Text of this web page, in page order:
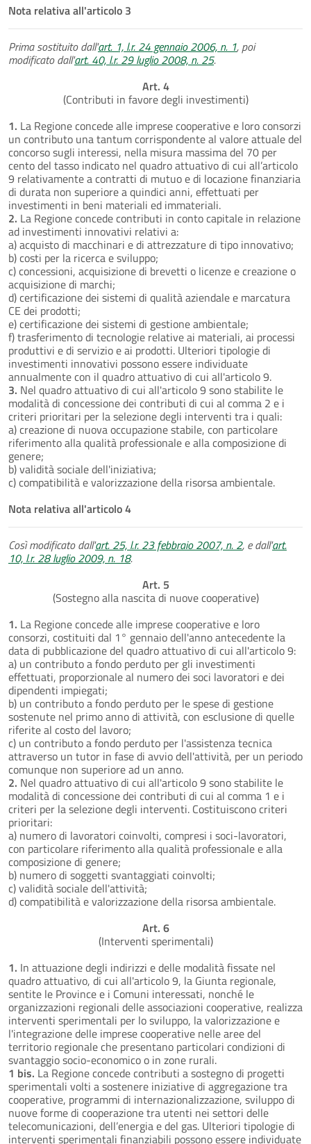
Nota relativa all'articolo 3
Prima sostituito dall'art. 1, l.r. 24 gennaio 2006, n. 1, poi
modificato dall'art. 40, l.r. 29 luglio 2008, n. 25.
Art. 4
(Contributi in favore degli investimenti)
1. La Regione concede alle imprese cooperative e loro consorzi
un contributo una tantum corrispondente al valore attuale del
concorso sugli interessi, nella misura massima del 70 per
cento del tasso indicato nel quadro attuativo di cui all’articolo
9 relativamente a contratti di mutuo e di locazione finanziaria
di durata non superiore a quindici anni, effettuati per
investimenti in beni materiali ed immateriali.
2. La Regione concede contributi in conto capitale in relazione
ad investimenti innovativi relativi a:
a) acquisto di macchinari e di attrezzature di tipo innovativo;
b) costi per la ricerca e sviluppo;
c) concessioni, acquisizione di brevetti o licenze e creazione o
acquisizione di marchi;
d) certificazione dei sistemi di qualità aziendale e marcatura
CE dei prodotti;
e) certificazione dei sistemi di gestione ambientale;
f) trasferimento di tecnologie relative ai materiali, ai processi
produttivi e di servizio e ai prodotti. Ulteriori tipologie di
investimenti innovativi possono essere individuate
annualmente con il quadro attuativo di cui all'articolo 9.
3. Nel quadro attuativo di cui all'articolo 9 sono stabilite le
modalità di concessione dei contributi di cui al comma 2 e i
criteri prioritari per la selezione degli interventi tra i quali:
a) creazione di nuova occupazione stabile, con particolare
riferimento alla qualità professionale e alla composizione di
genere;
b) validità sociale dell'iniziativa;
c) compatibilità e valorizzazione della risorsa ambientale.
Nota relativa all'articolo 4
Così modificato dall'art. 25, l.r. 23 febbraio 2007, n. 2, e dall'art.
10, l.r. 28 luglio 2009, n. 18.
Art. 5
(Sostegno alla nascita di nuove cooperative)
1. La Regione concede alle imprese cooperative e loro
consorzi, costituiti dal 1° gennaio dell'anno antecedente la
data di pubblicazione del quadro attuativo di cui all'articolo 9:
a) un contributo a fondo perduto per gli investimenti
effettuati, proporzionale al numero dei soci lavoratori e dei
dipendenti impiegati;
b) un contributo a fondo perduto per le spese di gestione
sostenute nel primo anno di attività, con esclusione di quelle
riferite al costo del lavoro;
c) un contributo a fondo perduto per l'assistenza tecnica
attraverso un tutor in fase di avvio dell'attività, per un periodo
comunque non superiore ad un anno.
2. Nel quadro attuativo di cui all'articolo 9 sono stabilite le
modalità di concessione dei contributi di cui al comma 1 e i
criteri per la selezione degli interventi. Costituiscono criteri
prioritari:
a) numero di lavoratori coinvolti, compresi i soci-lavoratori,
con particolare riferimento alla qualità professionale e alla
composizione di genere;
b) numero di soggetti svantaggiati coinvolti;
c) validità sociale dell'attività;
d) compatibilità e valorizzazione della risorsa ambientale.
Art. 6
(Interventi sperimentali)
1. In attuazione degli indirizzi e delle modalità fissate nel
quadro attuativo, di cui all'articolo 9, la Giunta regionale,
sentite le Province e i Comuni interessati, nonché le
organizzazioni regionali delle associazioni cooperative, realizza
interventi sperimentali per lo sviluppo, la valorizzazione e
l'integrazione delle imprese cooperative nelle aree del
territorio regionale che presentano particolari condizioni di
svantaggio socio-economico o in zone rurali.
1 bis. La Regione concede contributi a sostegno di progetti
sperimentali volti a sostenere iniziative di aggregazione tra
cooperative, programmi di internazionalizzazione, sviluppo di
nuove forme di cooperazione tra utenti nei settori delle
telecomunicazioni, dell’energia e del gas. Ulteriori tipologie di
interventi sperimentali finanziabili possono essere individuate